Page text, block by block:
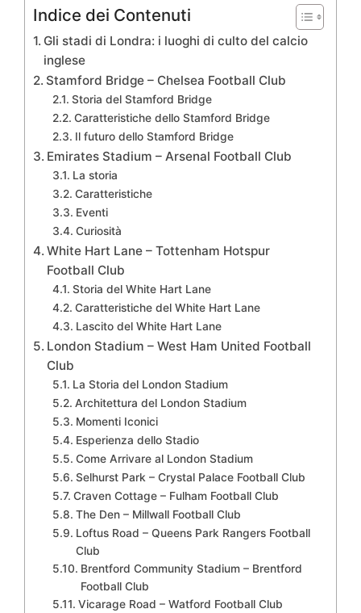
Indice dei Contenuti
Gli stadi di Londra: i luoghi di culto del calcio
inglese
Stamford Bridge – Chelsea Football Club
Storia del Stamford Bridge
Caratteristiche dello Stamford Bridge
Il futuro dello Stamford Bridge
Emirates Stadium – Arsenal Football Club
La storia
Caratteristiche
Eventi
Curiosità
White Hart Lane – Tottenham Hotspur
Football Club
Storia del White Hart Lane
Caratteristiche del White Hart Lane
Lascito del White Hart Lane
London Stadium – West Ham United Football
Club
La Storia del London Stadium
Architettura del London Stadium
Momenti Iconici
Esperienza dello Stadio
Come Arrivare al London Stadium
Selhurst Park – Crystal Palace Football Club
Craven Cottage – Fulham Football Club
The Den – Millwall Football Club
Loftus Road – Queens Park Rangers Football
Club
Brentford Community Stadium – Brentford
Football Club
Vicarage Road – Watford Football Club